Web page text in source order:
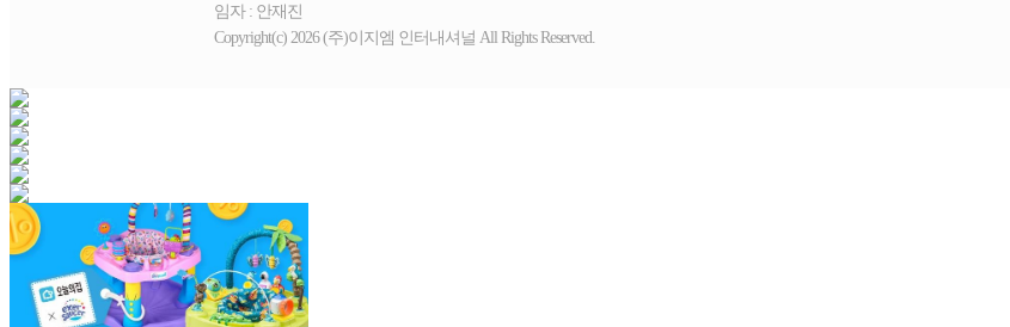
임자 : 안재진
Copyright(c) 2026 (주)이지엠 인터내셔널 All Rights Reserved.